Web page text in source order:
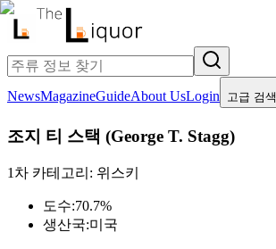
NewsMagazineGuideAbout UsLogin 고급 검색
조지 티 스택 (George T. Stagg)
1차 카테고리: 위스키
도수:70.7%
생산국:미국